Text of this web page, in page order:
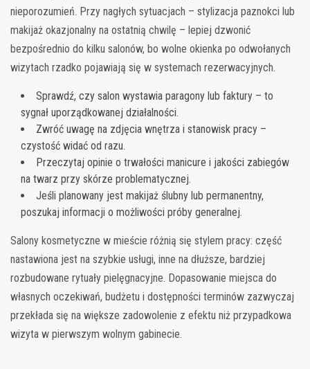
nieporozumień. Przy nagłych sytuacjach – stylizacja paznokci lub
makijaż okazjonalny na ostatnią chwilę – lepiej dzwonić
bezpośrednio do kilku salonów, bo wolne okienka po odwołanych
wizytach rzadko pojawiają się w systemach rezerwacyjnych.
Sprawdź, czy salon wystawia paragony lub faktury – to
sygnał uporządkowanej działalności.
Zwróć uwagę na zdjęcia wnętrza i stanowisk pracy –
czystość widać od razu.
Przeczytaj opinie o trwałości manicure i jakości zabiegów
na twarz przy skórze problematycznej.
Jeśli planowany jest makijaż ślubny lub permanentny,
poszukaj informacji o możliwości próby generalnej.
Salony kosmetyczne w mieście różnią się stylem pracy: część
nastawiona jest na szybkie usługi, inne na dłuższe, bardziej
rozbudowane rytuały pielęgnacyjne. Dopasowanie miejsca do
własnych oczekiwań, budżetu i dostępności terminów zazwyczaj
przekłada się na większe zadowolenie z efektu niż przypadkowa
wizyta w pierwszym wolnym gabinecie.